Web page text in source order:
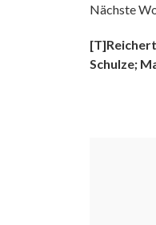
Nächste
Schulze;